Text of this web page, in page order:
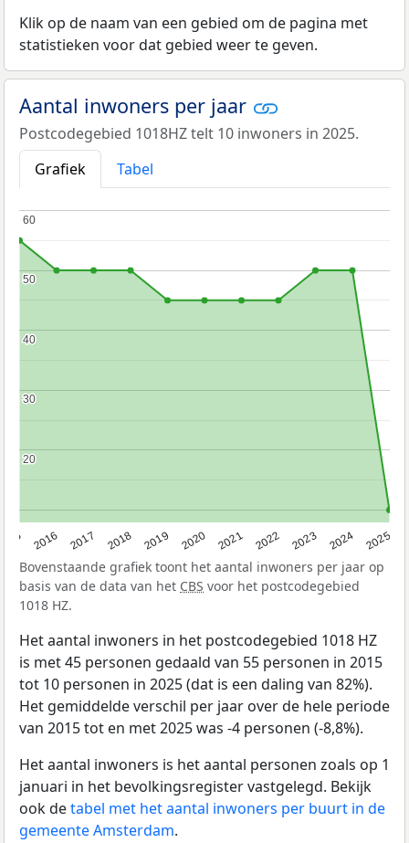
Klik op de naam van een gebied om de pagina met
statistieken voor dat gebied weer te geven.
Aantal inwoners per jaar
Postcodegebied 1018HZ telt 10 inwoners in 2025.
Grafiek
Tabel
2016 2017 2018 2019 2020 2021 2022 2023 2024 2025
20
20
30
30
40
40
50
50
60
60
Bovenstaande grafiek toont het aantal inwoners per jaar op
basis van de data van het CBS voor het postcodegebied
1018 HZ.
Het aantal inwoners in het postcodegebied 1018 HZ
is met 45 personen gedaald van 55 personen in 2015
tot 10 personen in 2025 (dat is een daling van 82%).
Het gemiddelde verschil per jaar over de hele periode
van 2015 tot en met 2025 was -4 personen (-8,8%).
Het aantal inwoners is het aantal personen zoals op 1
januari in het bevolkingsregister vastgelegd. Bekijk
ook detabel met het aantal inwoners per buurt in de
gemeente Amsterdam.